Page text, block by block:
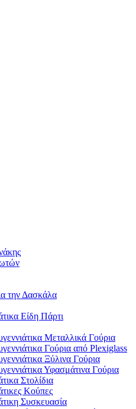
την Δασκάλα
Είδη Πάρτι
Μεταλλικά Γούρια
Γούρια από Plexiglass
Ξύλινα Γούρια
Υφασμάτινα Γούρια
Στολίδια
Κούπες
Συσκευασία